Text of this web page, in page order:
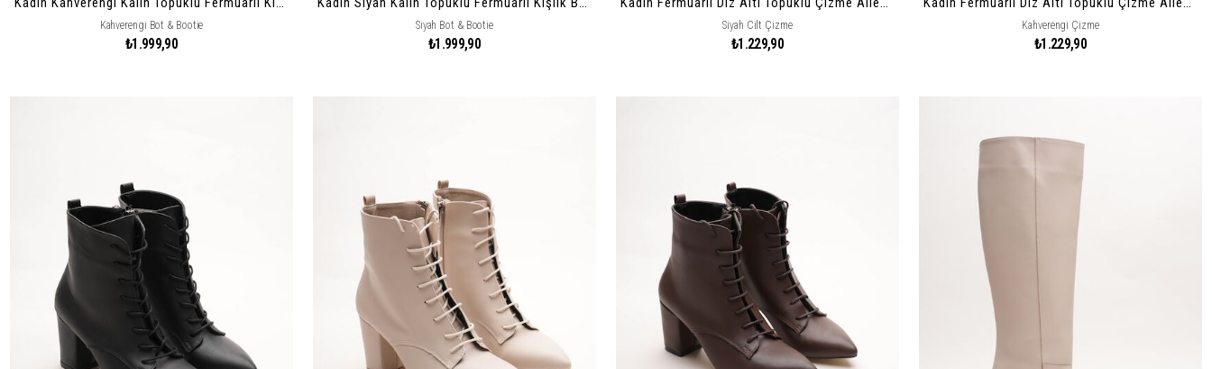
Kahverengi Bot & Bootie
₺1.999,90
Siyah Bot & Bootie
₺1.999,90
Siyah Cilt Çizme
₺1.229,90
Kahverengi Çizme
₺1.229,90